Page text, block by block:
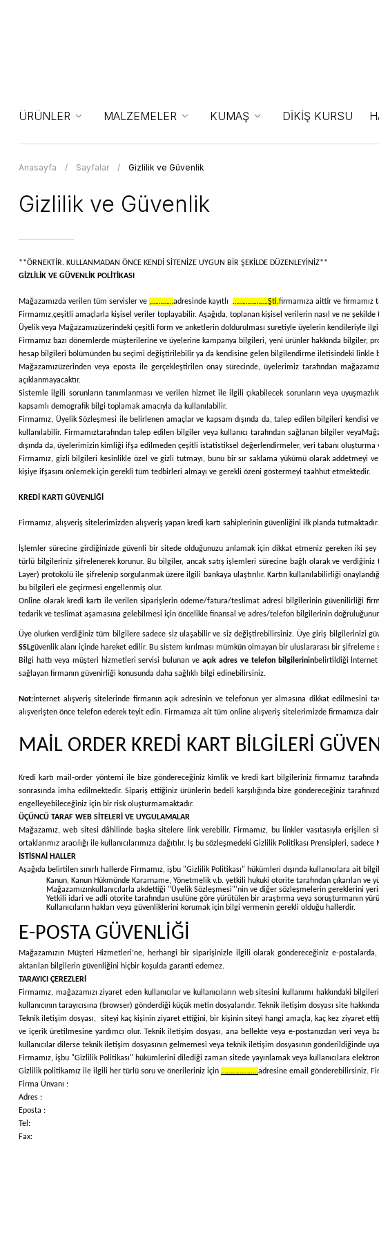
ÜRÜNLER MALZEMELER KUMAŞ DİKİŞ KURSU
Anasayfa Sayfalar Gizlilik ve Güvenlik
Gizlilik ve Güvenlik
**ÖRNEKTİR. KULLANMADAN ÖNCE KENDİ SİTENİZE UYGUN BİR ŞEKİLDE DÜZENLEYİNİZ**
GİZLİLİK VE GÜVENLİK POLİTİKASI
Mağazamızda verilen tüm servisler ve ,…………adresinde kayıtlı ……………….Şti.firmamıza aittir ve firmamız
Firmamız,çeşitli amaçlarla kişisel veriler toplayabilir. Aşağıda, toplanan kişisel verilerin nasıl ve ne
Üyelik veya Mağazamızüzerindeki çeşitli form ve anketlerin doldurulması suretiyle üyelerin kendileriyle
Firmamız bazı dönemlerde müşterilerine ve üyelerine kampanya bilgileri, yeni ürünler hakkında bilgiler,
hesap bilgileri bölümünden bu seçimi değiştirilebilir ya da kendisine gelen bilgilendirme iletisindeki linkle
Mağazamızüzerinden veya eposta ile gerçekleştirilen onay sürecinde, üyelerimiz tarafından
açıklanmayacaktır.
Sistemle ilgili sorunların tanımlanması ve verilen hizmet ile ilgili çıkabilecek sorunların veya
kapsamlı demografik bilgi toplamak amacıyla da kullanılabilir.
Firmamız, Üyelik Sözleşmesi ile belirlenen amaçlar ve kapsam dışında da, talep edilen bilgileri kendisi
kullanılabilir. Firmamıztarafından talep edilen bilgiler veya kullanıcı tarafından sağlanan bilgiler veya
dışında da, üyelerimizin kimliği ifşa edilmeden çeşitli istatistiksel değerlendirmeler, veri tabanı oluşturma
Firmamız, gizli bilgileri kesinlikle özel ve gizli tutmayı, bunu bir sır saklama yükümü olarak addetmeyi
kişiye ifşasını önlemek için gerekli tüm tedbirleri almayı ve gerekli özeni göstermeyi taahhüt etmektedir.
KREDİ KARTI GÜVENLİĞİ
Firmamız, alışveriş sitelerimizden alışveriş yapan kredi kartı sahiplerinin güvenliğini ilk planda
İşlemler sürecine girdiğinizde güvenli bir sitede olduğunuzu anlamak için dikkat etmeniz gereken iki
türlü bilgileriniz şifrelenerek korunur. Bu bilgiler, ancak satış işlemleri sürecine bağlı olarak ve verdiğiniz
Layer) protokolü ile şifrelenip sorgulanmak üzere ilgili bankaya ulaştırılır. Kartın kullanılabilirliği
bu bilgileri ele geçirmesi engellenmiş olur.
Online olarak kredi kartı ile verilen siparişlerin ödeme/fatura/teslimat adresi bilgilerinin güvenilirliği
tedarik ve teslimat aşamasına gelebilmesi için öncelikle finansal ve adres/telefon bilgilerinin
Üye olurken verdiğiniz tüm bilgilere sadece siz ulaşabilir ve siz değiştirebilirsiniz. Üye giriş bilgilerinizi
SSLgüvenlik alanı içinde hareket edilir. Bu sistem kırılması mümkün olmayan bir uluslararası bir şifreleme
Bilgi hattı veya müşteri hizmetleri servisi bulunan veaçık adres ve telefon bilgilerininbelirtildiği İnternet
sağlayan firmanın güvenirliği konusunda daha sağlıklı bilgi edinebilirsiniz.
Not: İnternet alışveriş sitelerinde firmanın açık adresinin ve telefonun yer almasına dikkat edilmesini
alışverişten önce telefon ederek teyit edin. Firmamıza ait tüm online alışveriş sitelerimizde firmamıza
MAİL ORDER KREDİ KART BİLGİLERİ
Kredi kartı mail-order yöntemi ile bize göndereceğiniz kimlik ve kredi kart bilgileriniz firmamız
sonrasında imha edilmektedir. Sipariş ettiğiniz ürünlerin bedeli karşılığında bize göndereceğiniz
engelleyebileceğiniz için bir risk oluşturmamaktadır.
ÜÇÜNCÜ TARAF WEB SİTELERİ VE UYGULAMALAR
Mağazamız, web sitesi dâhilinde başka sitelere link verebilir. Firmamız, bu linkler vasıtasıyla
ortaklarımız aracılığı ile kullanıcılarımıza dağıtılır. İş bu sözleşmedeki Gizlilik Politikası Prensipleri,
İSTİSNAİ HALLER
Aşağıda belirtilen sınırlı hallerde Firmamız, işbu "Gizlilik Politikası" hükümleri dışında kullanıcılara ait
Kanun, Kanun Hükmünde Kararname, Yönetmelik v.b. yetkili hukuki otorite tarafından çıkarılan
Mağazamızınkullanıcılarla akdettiği "Üyelik Sözleşmesi"'nin ve diğer sözleşmelerin gereklerini
Yetkili idari ve adli otorite tarafından usulüne göre yürütülen bir araştırma veya soruşturmanın
Kullanıcıların hakları veya güvenliklerini korumak için bilgi vermenin gerekli olduğu hallerdir.
E-POSTA GÜVENLİĞİ
Mağazamızın Müşteri Hizmetleri’ne, herhangi bir siparişinizle ilgili olarak göndereceğiniz e-
aktarılan bilgilerin güvenliğini hiçbir koşulda garanti edemez.
TARAYICI ÇEREZLERİ
Firmamız, mağazamızı ziyaret eden kullanıcılar ve kullanıcıların web sitesini kullanımı hakkındaki
kullanıcının tarayıcısına (browser) gönderdiği küçük metin dosyalarıdır. Teknik iletişim dosyası site
Teknik iletişim dosyası, siteyi kaç kişinin ziyaret ettiğini, bir kişinin siteyi hangi amaçla, kaç kez ziyaret
ve içerik üretilmesine yardımcı olur. Teknik iletişim dosyası, ana bellekte veya e-postanızdan veri veya
kullanıcılar dilerse teknik iletişim dosyasının gelmemesi veya teknik iletişim dosyasının gönderildiğinde
Firmamız, işbu "Gizlilik Politikası" hükümlerini dilediği zaman sitede yayınlamak veya kullanıcılara
Gizlilik politikamız ile ilgili her türlü soru ve önerileriniz için ………………..adresine email gönderebilirsiniz.
Firma Ünvanı :
Adres :
Eposta :
Tel:
Fax: